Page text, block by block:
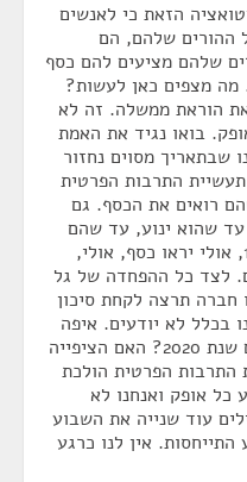
הזאת כי לאנשים
ההורים שלהם, הם
שלהם מציעים להם כסף
מה מצפים כאן לעשות?
הוראת ממשלה. זה לא
בואו נגיד את האמת
שבתאריך מסוים נחזור
התרבות הפרטית
שהם רואים את הכסף. גם
עד שהוא ינוע, עד שהם
יראו את הכסף בשוטף 60, 90, 120, אולי יראו כסף, אולי,
לצד כל ההפחדה של גל
חברה תרצה לקחת סיכון
בכלל לא יודעים. איפה
זה קיים בכלל? מה הולך להיות עם שנת 2020? האם הציפייה
התרבות הפרטית הולכת
כל אופק ואנחנו לא
עוד שנייה את השבוע
אין לנו כרגע